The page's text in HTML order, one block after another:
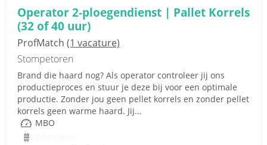
Operator 2-ploegendienst | Pallet Korrels
(32 of 40 uur)
ProfMatch (1 vacature)
Stompetoren
Brand die haard nog? Als operator controleer jij ons
productieproces en stuur je deze bij voor een optimale
productie. Zonder jou geen pellet korrels en zonder pellet
korrels geen warme haard. Jij...
MBO